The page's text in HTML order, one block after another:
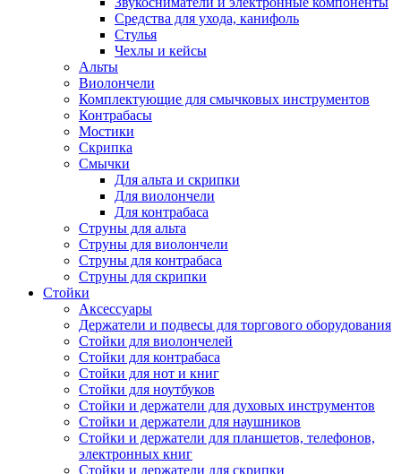
Средства для ухода, канифоль
Стулья
Чехлы и кейсы
Альты
Виолончели
Комплектующие для смычковых инструментов
Контрабасы
Мостики
Скрипка
Смычки
Для альта и скрипки
Для виолончели
Для контрабаса
Струны для альта
Струны для виолончели
Струны для контрабаса
Струны для скрипки
Стойки
Аксессуары
Держатели и подвесы для торгового оборудования
Стойки для виолончелей
Стойки для контрабаса
Стойки для нот и книг
Стойки для ноутбуков
Стойки и держатели для духовых инструментов
Стойки и держатели для наушников
Стойки и держатели для планшетов, телефонов,
электронных книг
Стойки и держатели для скрипки